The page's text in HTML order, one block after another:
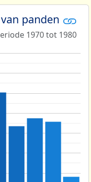
panden
1970 tot 1980